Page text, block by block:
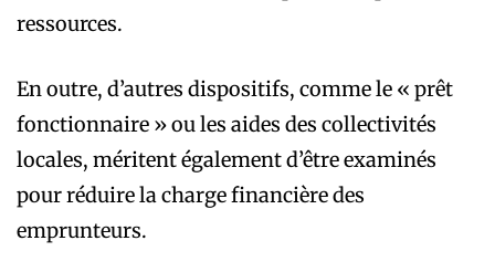
ressources.
En outre, d’autres dispositifs, comme le « prêt
fonctionnaire » ou les aides des collectivités
locales, méritent également d’être examinés
pour réduire la charge financière des
emprunteurs.